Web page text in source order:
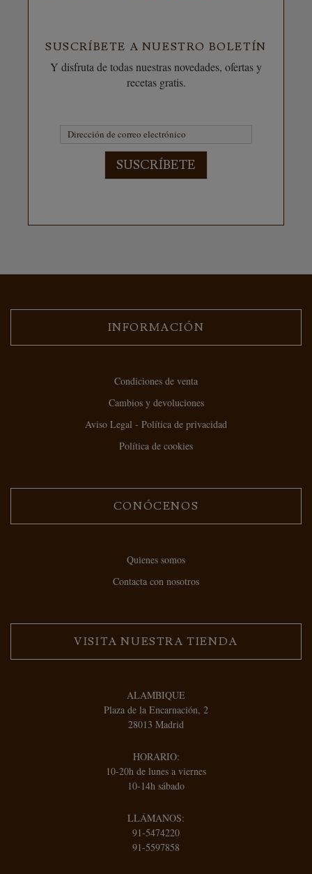
SUSCRÍBETE A NUESTRO BOLETÍN
Y disfruta de todas nuestras novedades, ofertas y
recetas gratis.
SUSCRÍBETE
INFORMACIÓN
Condiciones de venta
Cambios y devoluciones
Aviso Legal - Política de privacidad
Política de cookies
CONÓCENOS
Quienes somos
Contacta con nosotros
VISITA NUESTRA TIENDA
ALAMBIQUE
Plaza de la Encarnación, 2
28013 Madrid
HORARIO:
10-20h de lunes a viernes
10-14h sábado
LLÁMANOS:
91-5474220
91-5597858